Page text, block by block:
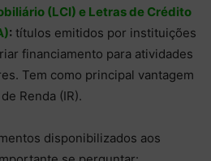
(LCI) e Letras de Crédito
: títulos emitidos por instituições
financiamento para atividades
Tem como principal vantagem
Renda (IR).
disponibilizados aos